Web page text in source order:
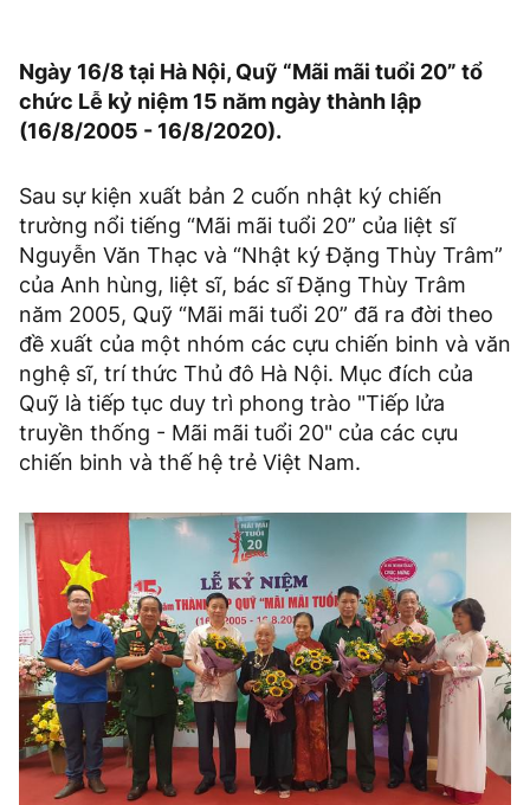
Ngày 16/8 tại Hà Nội, Quỹ “Mãi mãi tuổi 20” tổ
chức Lễ kỷ niệm 15 năm ngày thành lập
(16/8/2005 - 16/8/2020).
Sau sự kiện xuất bản 2 cuốn nhật ký chiến
trường nổi tiếng “Mãi mãi tuổi 20” của liệt sĩ
Nguyễn Văn Thạc và “Nhật ký Đặng Thùy Trâm”
của Anh hùng, liệt sĩ, bác sĩ Đặng Thùy Trâm
năm 2005, Quỹ “Mãi mãi tuổi 20” đã ra đời theo
đề xuất của một nhóm các cựu chiến binh và văn
nghệ sĩ, trí thức Thủ đô Hà Nội. Mục đích của
Quỹ là tiếp tục duy trì phong trào "Tiếp lửa
truyền thống - Mãi mãi tuổi 20" của các cựu
chiến binh và thế hệ trẻ Việt Nam.